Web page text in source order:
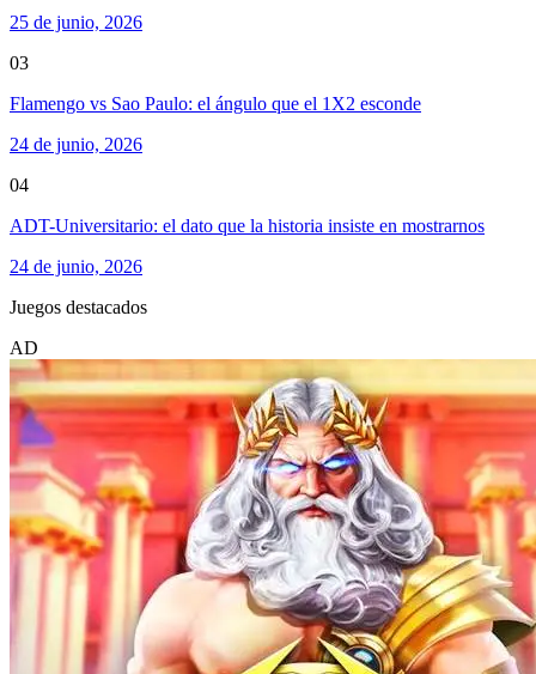
25 de junio, 2026
03
Flamengo vs Sao Paulo: el ángulo que el 1X2 esconde
24 de junio, 2026
04
ADT-Universitario: el dato que la historia insiste en mostrarnos
24 de junio, 2026
Juegos destacados
AD